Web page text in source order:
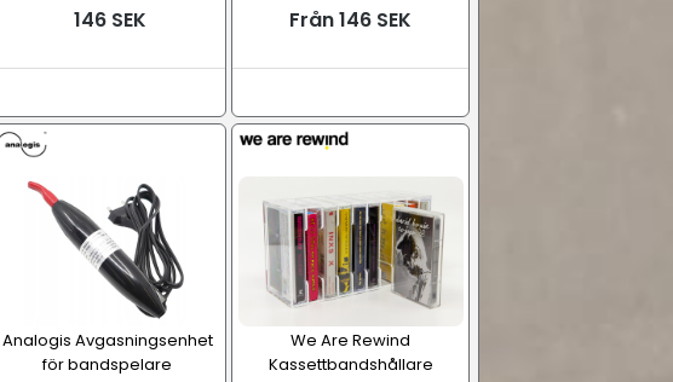
146 SEK Från 146 SEK
Analogis Avgasningsenhet
för bandspelare
We Are Rewind
Kassettbandshållare